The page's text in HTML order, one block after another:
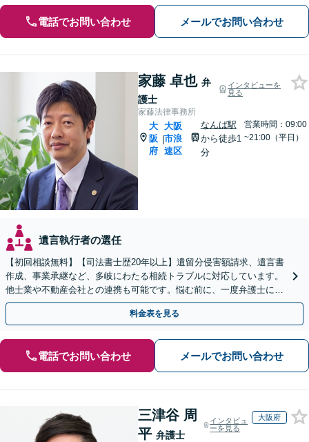
電話でお問い合わせ メールでお問い合わせ
家藤 卓也 弁
護士
インタビューを
見る
家藤法律事務所
大
阪
府
|
大阪
市浪
速区
なんば駅
から徒歩1
分
営業時間：09:00
~21:00（平日）
遺言執行者の選任
【初回相談無料】【司法書士歴20年以上】遺留分侵害額請求、遺言書
作成、事業承継など、多岐にわたる相続トラブルに対応しています。
他士業や不動産会社との連携も可能です。悩む前に、一度弁護士にご
相談ください。【電話相談可】【夜間・休日対応】
料金表を見る
電話でお問い合わせ メールでお問い合わせ
三津谷 周
平 弁護士
インタビュ
ーを見る
大阪府